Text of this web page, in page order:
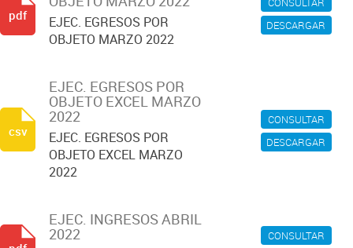
DESCARGAR
EJEC. EGRESOS POR
OBJETO MARZO 2022
pdf
CONSULTAR
DESCARGAR
EJEC. EGRESOS POR
OBJETO EXCEL MARZO
2022
EJEC. EGRESOS POR
OBJETO EXCEL MARZO
2022
csv
CONSULTAR
EJEC. INGRESOS ABRIL
2022